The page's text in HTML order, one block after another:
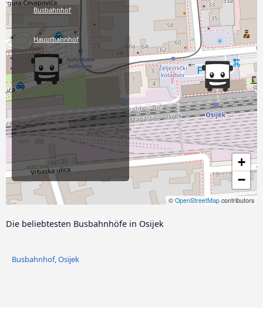
+
−
© OpenStreetMap contributors
Busbahnhof
Hauptbahnhof
Die beliebtesten Busbahnhöfe in Osijek
Busbahnhof, Osijek